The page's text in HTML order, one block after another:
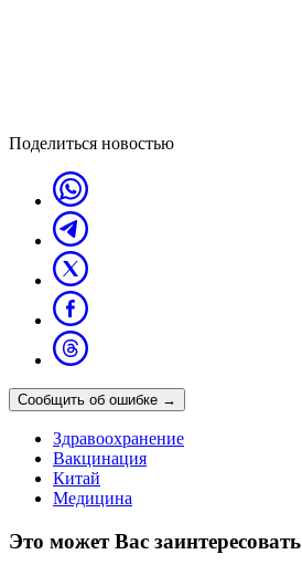
Поделиться новостью
Сообщить об ошибке →
Здравоохранение
Вакцинация
Китай
Медицина
Это может Вас заинтересовать